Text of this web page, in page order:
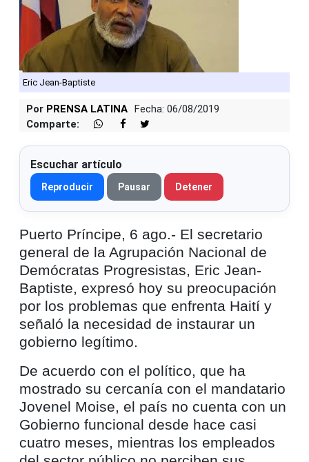
Eric Jean-Baptiste
Por PRENSA LATINA Fecha: 06/08/2019
Comparte:
Escuchar artículo
Reproducir Pausar Detener
Puerto Príncipe, 6 ago.- El secretario
general de la Agrupación Nacional de
Demócratas Progresistas, Eric Jean-
Baptiste, expresó hoy su preocupación
por los problemas que enfrenta Haití y
señaló la necesidad de instaurar un
gobierno legítimo.
De acuerdo con el político, que ha
mostrado su cercanía con el mandatario
Jovenel Moise, el país no cuenta con un
Gobierno funcional desde hace casi
cuatro meses, mientras los empleados